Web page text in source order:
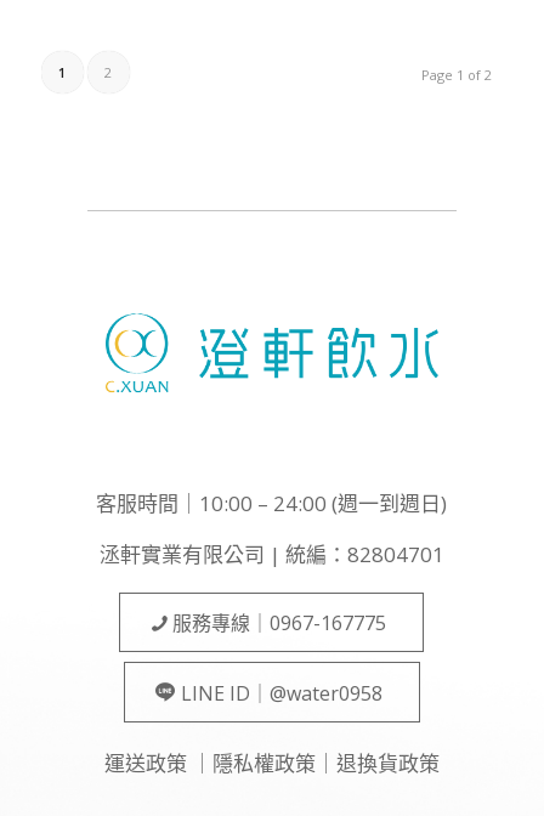
Page 1 of 2
1 2
客服時間｜10:00 – 24:00 (週一到週日)
洆軒實業有限公司 | 統編：82804701
服務專線｜0967-167775
LINE ID｜@water0958
運送政策｜ 隱私權政策｜ 退換貨政策